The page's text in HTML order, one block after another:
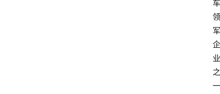
车
领
军
企
业
之
一